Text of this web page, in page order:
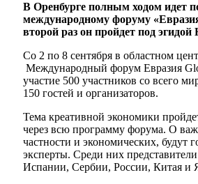
В Оренбурге полным ходом идет
международному форуму
второй раз он пройдет под
Со 2 по 8 сентября в областном
Международный форум Евразия
участие 500 участников со всего
150 гостей и организаторов.
Тема креативной экономики
через всю программу форума. О
частности и экономических, будут
эксперты. Среди них
Испании, Сербии, России, Китая и